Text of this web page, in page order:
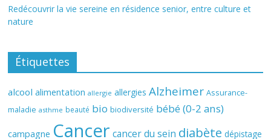
Redécouvrir la vie sereine en résidence senior, entre culture et
nature
Étiquettes
alcool alimentation allergie allergies Alzheimer Assurance-
maladie asthme beauté bio biodiversité bébé (0-2 ans)
campagne Cancer cancer du sein diabète dépistage